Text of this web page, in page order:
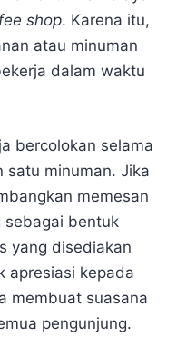
shop. Karena itu,
atau minuman
dalam waktu
bercolokan selama
satu minuman. Jika
memesan
sebagai bentuk
yang disediakan
apresiasi kepada
membuat suasana
pengunjung.